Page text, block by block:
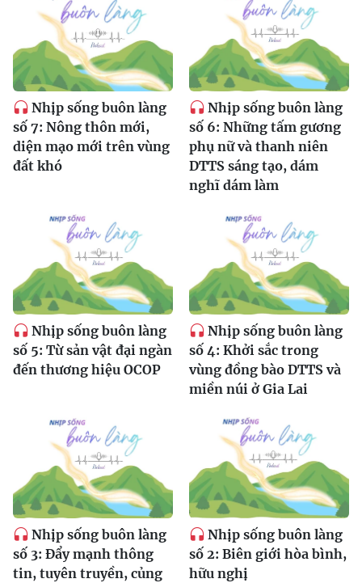
Nhịp sống buôn làng
số 7: Nông thôn mới,
diện mạo mới trên vùng
đất khó
Nhịp sống buôn làng
số 6: Những tấm gương
phụ nữ và thanh niên
DTTS sáng tạo, dám
nghĩ dám làm
Nhịp sống buôn làng
số 5: Từ sản vật đại ngàn
đến thương hiệu OCOP
Nhịp sống buôn làng
số 4: Khởi sắc trong
vùng đồng bào DTTS và
miền núi ở Gia Lai
Nhịp sống buôn làng
số 3: Đẩy mạnh thông
tin, tuyên truyền, củng
Nhịp sống buôn làng
số 2: Biên giới hòa bình,
hữu nghị